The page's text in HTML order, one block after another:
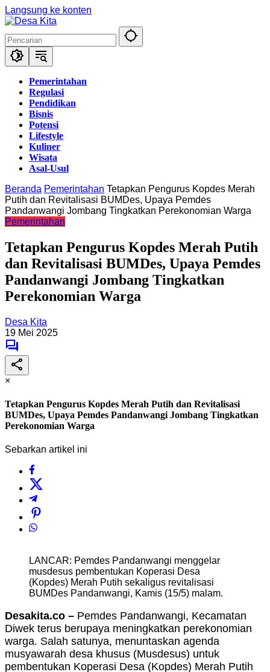
Langsung ke konten
Pemerintahan
Regulasi
Pendidikan
Bisnis
Potensi
Lifestyle
Kuliner
Wisata
Asal-Usul
Beranda Pemerintahan Tetapkan Pengurus Kopdes Merah
Putih dan Revitalisasi BUMDes, Upaya Pemdes
Pandanwangi Jombang Tingkatkan Perekonomian Warga
Pemerintahan
Tetapkan Pengurus Kopdes Merah Putih
dan Revitalisasi BUMDes, Upaya Pemdes
Pandanwangi Jombang Tingkatkan
Perekonomian Warga
Desa Kita
19 Mei 2025
×
Tetapkan Pengurus Kopdes Merah Putih dan Revitalisasi
BUMDes, Upaya Pemdes Pandanwangi Jombang Tingkatkan
Perekonomian Warga
Sebarkan artikel ini
LANCAR: Pemdes Pandanwangi menggelar
musdesus pembentukan Koperasi Desa
(Kopdes) Merah Putih sekaligus revitalisasi
BUMDes Pandanwangi, Kamis (15/5) malam.
Desakita.co – Pemdes Pandanwangi, Kecamatan
Diwek terus berupaya meningkatkan perekonomian
warga. Salah satunya, menuntaskan agenda
musyawarah desa khusus (Musdesus) untuk
pembentukan Koperasi Desa (Kopdes) Merah Putih